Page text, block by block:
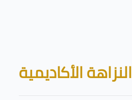
Blocks
النزاهة الأكاديمية